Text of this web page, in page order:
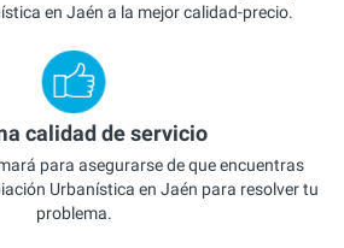
en Jaén a la mejor calidad-precio.
calidad de servicio
para asegurarse de que encuentras
Urbanística en Jaén para resolver tu
problema.